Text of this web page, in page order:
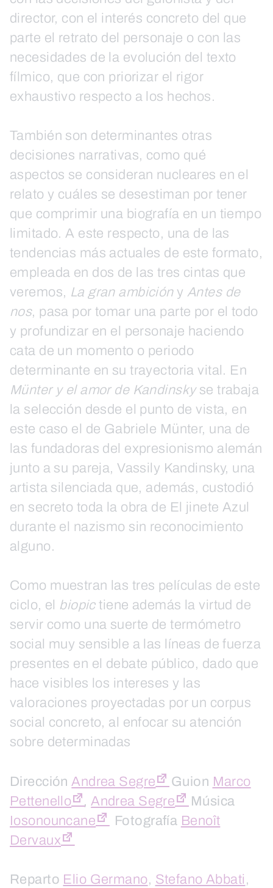
director, con el interés concreto del que
parte el retrato del personaje o con las
necesidades de la evolución del texto
fílmico, que con priorizar el rigor
exhaustivo respecto a los hechos.
También son determinantes otras
decisiones narrativas, como qué
aspectos se consideran nucleares en el
relato y cuáles se desestiman por tener
que comprimir una biografía en un tiempo
limitado. A este respecto, una de las
tendencias más actuales de este formato,
empleada en dos de las tres cintas que
veremos, La gran ambición yAntes de
nos, pasa por tomar una parte por el todo
y profundizar en el personaje haciendo
cata de un momento o periodo
determinante en su trayectoria vital. En
Münter y el amor de Kandinskyse trabaja
la selección desde el punto de vista, en
este caso el de Gabriele Münter, una de
las fundadoras del expresionismo alemán
junto a su pareja, Vassily Kandinsky, una
artista silenciada que, además, custodió
en secreto toda la obra de El jinete Azul
durante el nazismo sin reconocimiento
alguno.
Como muestran las tres películas de este
ciclo, el biopictiene además la virtud de
servir como una suerte de termómetro
social muy sensible a las líneas de fuerza
presentes en el debate público, dado que
hace visibles los intereses y las
valoraciones proyectadas por un corpus
social concreto, al enfocar su atención
sobre determinadas
Dirección Andrea Segre Guion Marco
Pettenello
, Andrea Segre
Música
Iosonouncane
Fotografía Benoît
Dervaux
Reparto Elio Germano, Stefano Abbati ,